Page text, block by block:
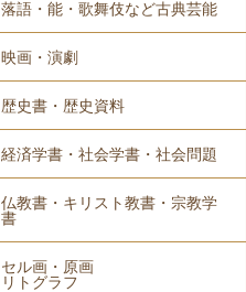
落語・能・歌舞伎など古典芸能
映画・演劇
歴史書・歴史資料
経済学書・社会学書・社会問題
仏教書・キリスト教書・宗教学
書
セル画・原画
リトグラフ